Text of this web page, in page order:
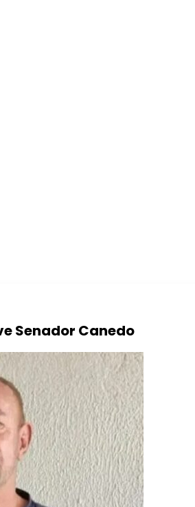
Senador Canedo